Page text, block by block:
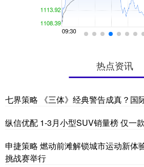
热点资讯
七界策略 《三体》经典警告成真？国
纵信优配 1-3月小型SUV销量榜 仅一
申捷策略 燃动前滩解锁城市运动新体
挑战赛举行